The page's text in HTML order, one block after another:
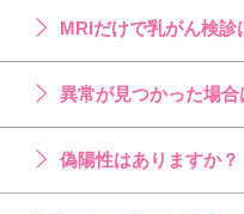
MRIだけで乳がん検診
異常が見つかった場
偽陽性はありますか？